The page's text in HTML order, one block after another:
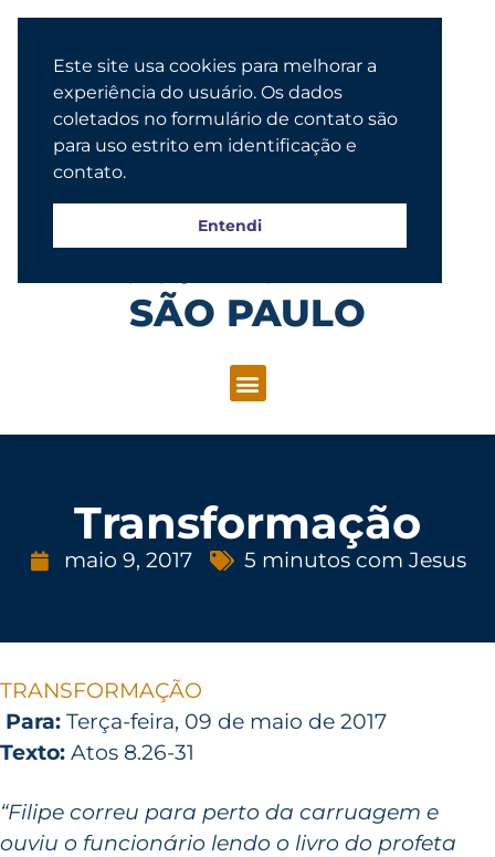
SÃO PAULO
Transformação
maio 9, 2017 5 minutos com Jesus
TRANSFORMAÇÃO
Para: Terça-feira, 09 de maio de 2017
Texto: Atos 8.26-31
“Filipe correu para perto da carruagem e
ouviu o funcionário lendo o livro do profeta
Este site usa cookies para melhorar a
experiência do usuário. Os dados
coletados no formulário de contato são
para uso estrito em identificação e
contato.
Entendi